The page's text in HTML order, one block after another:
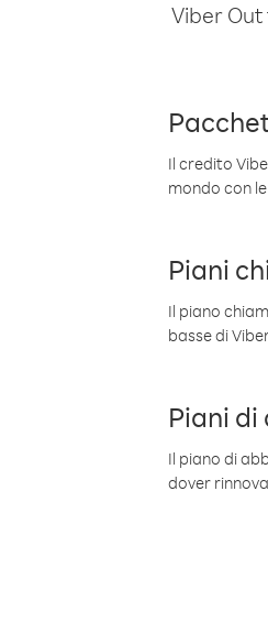
Viber
Il credito
mondo con
Piani
Il piano
basse di
Piani
Il piano di
dover